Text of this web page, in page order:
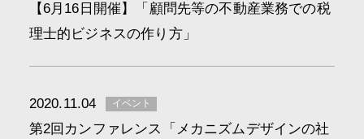
【6月16日開催】「顧問先等の不動産業務での税
理士的ビジネスの作り方」
2020.11.04 イベント
第2回カンファレンス「メカニズムデザインの社